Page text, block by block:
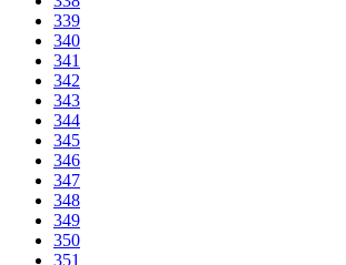
339
340
341
342
343
344
345
346
347
348
349
350
351